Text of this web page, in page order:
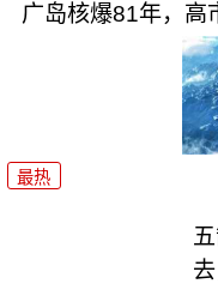
广岛核爆81年，高
最热